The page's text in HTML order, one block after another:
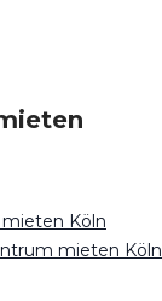
Köln
mieten Köln